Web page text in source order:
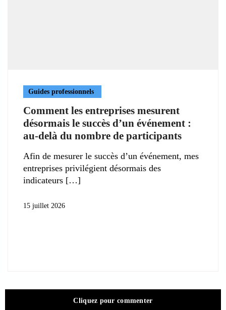
Guides professionnels
Comment les entreprises mesurent
désormais le succès d’un événement :
au-delà du nombre de participants
Afin de mesurer le succès d’un événement, mes
entreprises privilégient désormais des
indicateurs
15 juillet 2026
Cliquez pour commenter